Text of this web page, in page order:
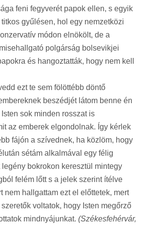
feni fegyverét papok ellen, s egyik
gyűlésen, hol egy nemzetközi
módon elnökölt, de a
polgárság bolsevikjei
és hangoztatták, hogy nem kell
ezt te sem fölöttébb döntő
beszédjét látom benne én
sok minden rosszat is
az emberek elgondolnak. Így kérlek
fájón a szívednek, ha közlöm, hogy
sétám alkalmával egy félig
legény bokrokon keresztül mintegy
felém lőtt s a jelek szerint ítélve
nem hallgattam ezt el előttetek, mert
voltatok, hogy Isten megőrző
mindnyájunkat. (Székesfehérvár,